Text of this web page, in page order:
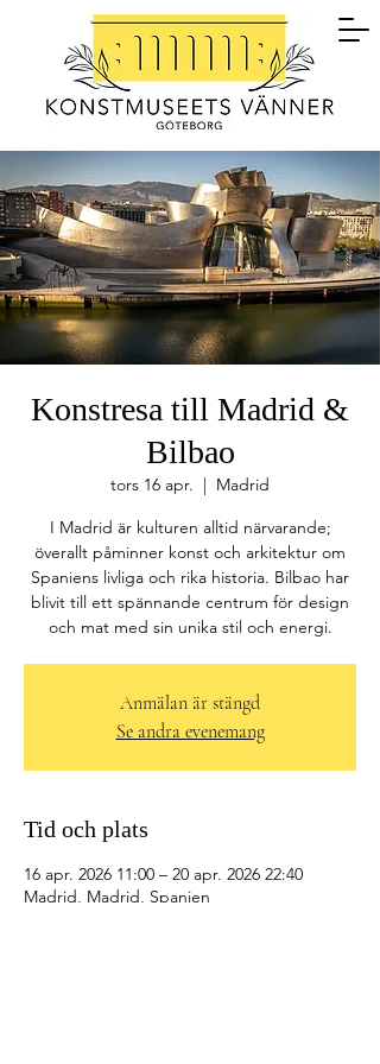
Konstresa till Madrid &
Bilbao
tors 16 apr.
  |
Madrid
I Madrid är kulturen alltid närvarande;
överallt påminner konst och arkitektur om
Spaniens livliga och rika historia. Bilbao har
blivit till ett spännande centrum för design
och mat med sin unika stil och energi.
Anmälan är stängd
Se andra evenemang
Tid och plats
16 apr. 2026 11:00 – 20 apr. 2026 22:40
Madrid, Madrid, Spanien